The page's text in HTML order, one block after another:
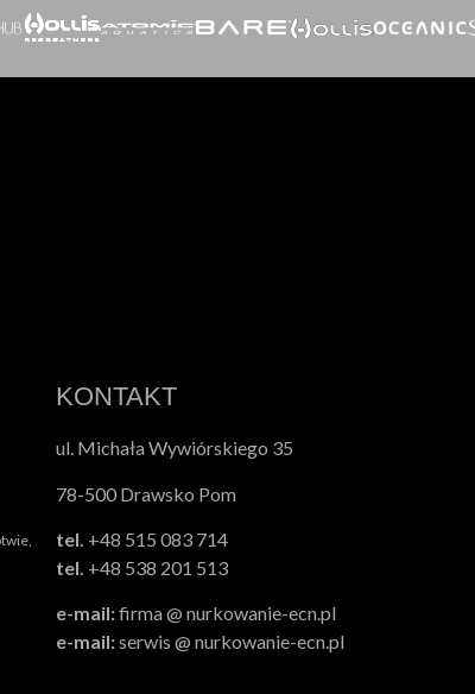
KONTAKT
ul. Michała Wywiórskiego 35
78-500 Drawsko Pom
tel. +48 515 083 714
tel. +48 538 201 513
e-mail:firma @ nurkowanie-ecn.pl
e-mail:serwis @ nurkowanie-ecn.pl